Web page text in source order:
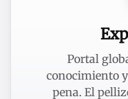
Portal
conocimiento
pena. El